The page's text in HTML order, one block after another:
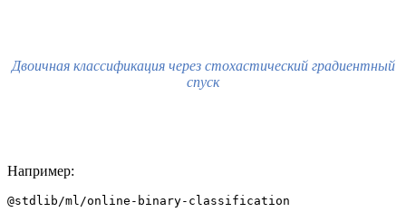
Двоичная классификация через стохастический градиентный
спуск
Например:
@stdlib/ml/online-binary-classification